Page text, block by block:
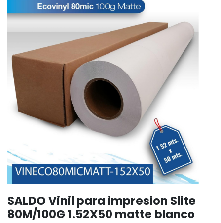
SALDO Vinil para impresion Slite
80M/100G 1.52X50 matte blanco